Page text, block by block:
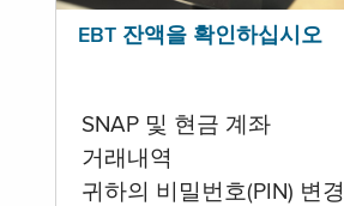
EBT 잔액을 확인하십시오
SNAP 및 현금 계좌
거래내역
귀하의 비밀번호(PIN) 변경